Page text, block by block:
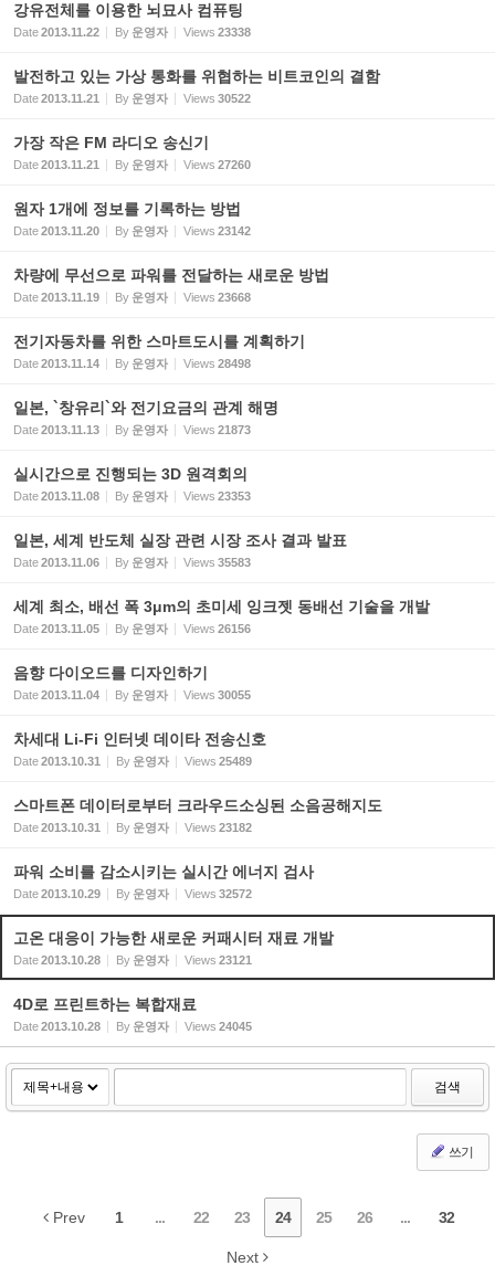
강유전체를 이용한 뇌묘사 컴퓨팅
Date2013.11.22 By 운영자 Views 23338
발전하고 있는 가상 통화를 위협하는 비트코인의 결함
Date2013.11.21 By 운영자 Views 30522
가장 작은 FM 라디오 송신기
Date2013.11.21 By 운영자 Views 27260
원자 1개에 정보를 기록하는 방법
Date2013.11.20 By 운영자 Views 23142
차량에 무선으로 파워를 전달하는 새로운 방법
Date2013.11.19 By 운영자 Views 23668
전기자동차를 위한 스마트도시를 계획하기
Date2013.11.14 By 운영자 Views 28498
일본, `창유리`와 전기요금의 관계 해명
Date2013.11.13 By 운영자 Views 21873
실시간으로 진행되는 3D 원격회의
Date2013.11.08 By 운영자 Views 23353
일본, 세계 반도체 실장 관련 시장 조사 결과 발표
Date2013.11.06 By 운영자 Views 35583
세계 최소, 배선 폭 3μm의 초미세 잉크젯 동배선 기술을 개발
Date2013.11.05 By 운영자 Views 26156
음향 다이오드를 디자인하기
Date2013.11.04 By 운영자 Views 30055
차세대 Li-Fi 인터넷 데이타 전송신호
Date2013.10.31 By 운영자 Views 25489
스마트폰 데이터로부터 크라우드소싱된 소음공해지도
Date2013.10.31 By 운영자 Views 23182
파워 소비를 감소시키는 실시간 에너지 검사
Date2013.10.29 By 운영자 Views 32572
고온 대응이 가능한 새로운 커패시터 재료 개발
Date2013.10.28 By 운영자 Views 23121
4D로 프린트하는 복합재료
Date2013.10.28 By 운영자 Views 24045
검색
쓰기
Prev 1 ... 22 23 24 25 26 ... 32
Next